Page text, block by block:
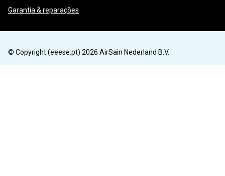
Garantia & reparações
© Copyright (eeese.pt) 2026 AirSain Nederland B.V.